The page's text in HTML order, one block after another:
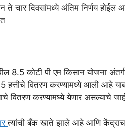
चार दिवसांमध्ये अंतिम निर्णय होईल
8.5 कोटी पी एम किसान योजना
हत्तीचे वितरण करण्यामध्ये आली आहे
वितरण करण्यामध्ये येणार असल्याचे
त्यांची बँक खाते झाले आहे आणि